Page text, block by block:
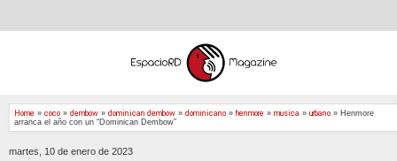
Home » coco » dembow » dominican dembow » dominicano » henmore » musica » urbano » Henmore
arranca el año con un “Dominican Dembow”
martes, 10 de enero de 2023